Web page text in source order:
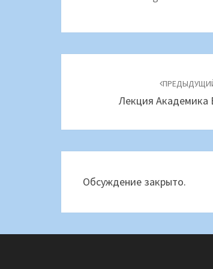
записямЛекция Академика
Обсуждение закрыто.